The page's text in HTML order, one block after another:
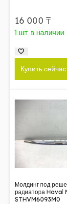
16 000 ₸
1 шт в наличии
Купить сейчас
Молдинг под
радиатора Haval
STHVM6093M0